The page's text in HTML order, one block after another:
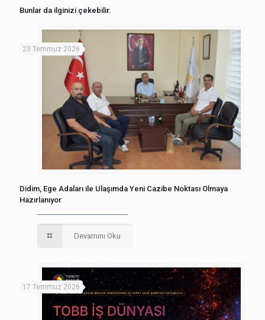
Bunlar da ilginizi çekebilir.
23 Temmuz 2026
Didim, Ege Adaları ile Ulaşımda Yeni Cazibe Noktası Olmaya
Hazırlanıyor
Devamını Oku
17 Temmuz 2026